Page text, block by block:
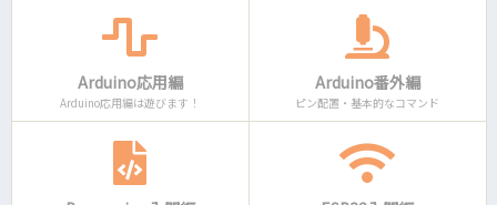
Arduino応用編
Arduino応用編は遊びます！
Arduino番外編
ピン配置・基本的なコマンド